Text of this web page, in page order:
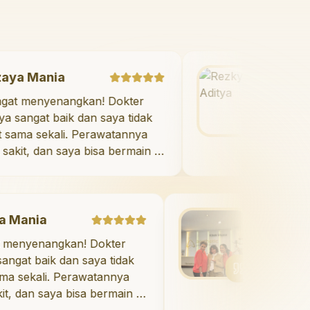
Mazaya Mania
"Sangat menyenangkan! Dokter
giginya sangat baik dan saya tidak
takut sama sekali. Perawatannya
tidak sakit, dan saya bisa bermain di
Dokter
dan saya tidak
Perawatannya
bisa bermain di
Debby Sahertian
"Aesthetic Pondok
menawarkan
luar biasa untuk